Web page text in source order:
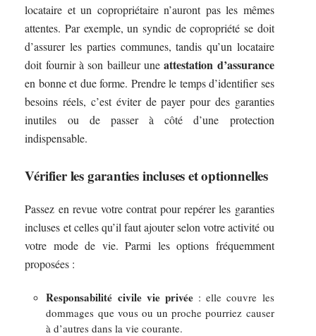
locataire et un copropriétaire n’auront pas les mêmes
attentes. Par exemple, un syndic de copropriété se doit
d’assurer les parties communes, tandis qu’un locataire
doit fournir à son bailleur uneattestation d’assurance
en bonne et due forme. Prendre le temps d’identifier ses
besoins réels, c’est éviter de payer pour des garanties
inutiles ou de passer à côté d’une protection
indispensable.
Vérifier les garanties incluses et optionnelles
Passez en revue votre contrat pour repérer les garanties
incluses et celles qu’il faut ajouter selon votre activité ou
votre mode de vie. Parmi les options fréquemment
proposées :
Responsabilité civile vie privée: elle couvre les
dommages que vous ou un proche pourriez causer
à d’autres dans la vie courante.